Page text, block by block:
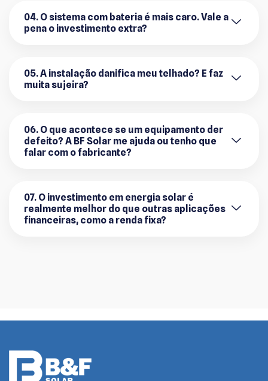
04. O sistema com bateria é mais caro. Vale a
pena o investimento extra?
05. A instalação danifica meu telhado? E faz
muita sujeira?
06. O que acontece se um equipamento der
defeito? A BF Solar me ajuda ou tenho que
falar com o fabricante?
07. O investimento em energia solar é
realmente melhor do que outras aplicações
financeiras, como a renda fixa?